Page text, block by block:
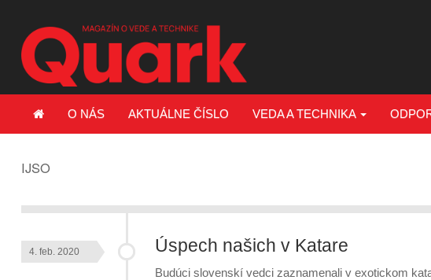
O NÁS AKTUÁLNE ČÍSLO VEDA A TECHNIKA
IJSO
Úspech našich v Katare
4. feb. 2020
Budúci slovenskí vedci zaznamenali v exotickom